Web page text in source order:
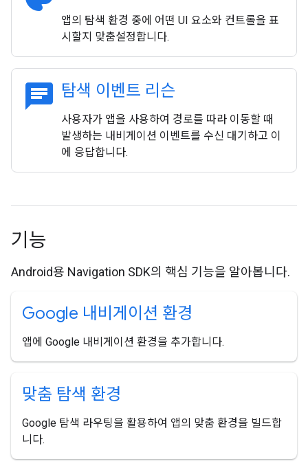
앱의 탐색 환경 중에 어떤 UI 요소와 컨트롤을 표
시할지 맞춤설정합니다.
chat 탐색 이벤트 리슨
사용자가 앱을 사용하여 경로를 따라 이동할 때
발생하는 내비게이션 이벤트를 수신 대기하고 이
에 응답합니다.
기능
Android용 Navigation SDK의 핵심 기능을 알아봅니다.
Google 내비게이션 환경
앱에 Google 내비게이션 환경을 추가합니다.
맞춤 탐색 환경
Google 탐색 라우팅을 활용하여 앱의 맞춤 환경을 빌드합
니다.